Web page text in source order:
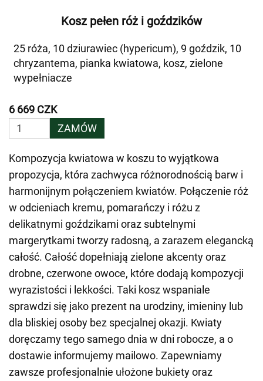
Kosz pełen róż i goździków
25 róża, 10 dziurawiec (hypericum), 9 goździk, 10
chryzantema, pianka kwiatowa, kosz, zielone
wypełniacze
6 669 CZK
ZAMÓW
Kompozycja kwiatowa w koszu to wyjątkowa
propozycja, która zachwyca różnorodnością barw i
harmonijnym połączeniem kwiatów. Połączenie róż
w odcieniach kremu, pomarańczy i różu z
delikatnymi goździkami oraz subtelnymi
margerytkami tworzy radosną, a zarazem elegancką
całość. Całość dopełniają zielone akcenty oraz
drobne, czerwone owoce, które dodają kompozycji
wyrazistości i lekkości. Taki kosz wspaniale
sprawdzi się jako prezent na urodziny, imieniny lub
dla bliskiej osoby bez specjalnej okazji. Kwiaty
doręczamy tego samego dnia w dni robocze, a o
dostawie informujemy mailowo. Zapewniamy
zawsze profesjonalnie ułożone bukiety oraz